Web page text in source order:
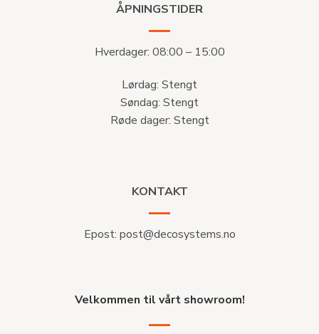
ÅPNINGSTIDER
Hverdager: 08:00 – 15:00
Lørdag: Stengt
Søndag: Stengt
Røde dager: Stengt
KONTAKT
Epost: post@decosystems.no
Velkommen til vårt showroom!